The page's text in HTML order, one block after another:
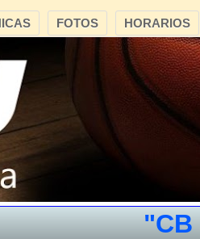
HORARIOS
FOTOS
"CB